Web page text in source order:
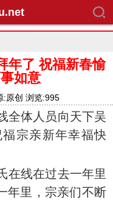
年了 祝福新春愉
如意
:原创 浏览:995
体人员向天下吴
宗亲新年幸福快
线在过去一年里
年里，宗亲们不断